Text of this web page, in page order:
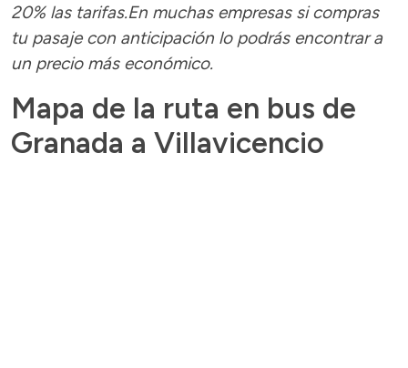
20% las tarifas.En muchas empresas si compras
tu pasaje con anticipación lo podrás encontrar a
un precio más económico.
Mapa de la ruta en bus de
Granada a Villavicencio